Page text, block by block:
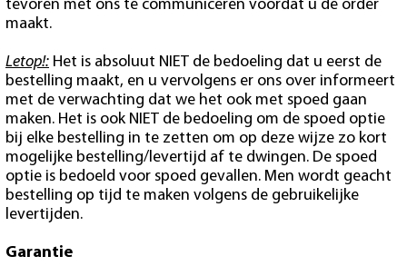
tevoren met ons te communiceren voordat u de order
maakt.
Letop!: Het is absoluut NIET de bedoeling dat u eerst de
bestelling maakt, en u vervolgens er ons over informeert
met de verwachting dat we het ook met spoed gaan
maken. Het is ook NIET de bedoeling om de spoed optie
bij elke bestelling in te zetten om op deze wijze zo kort
mogelijke bestelling/levertijd af te dwingen. De spoed
optie is bedoeld voor spoed gevallen. Men wordt geacht
bestelling op tijd te maken volgens de gebruikelijke
levertijden.
Garantie